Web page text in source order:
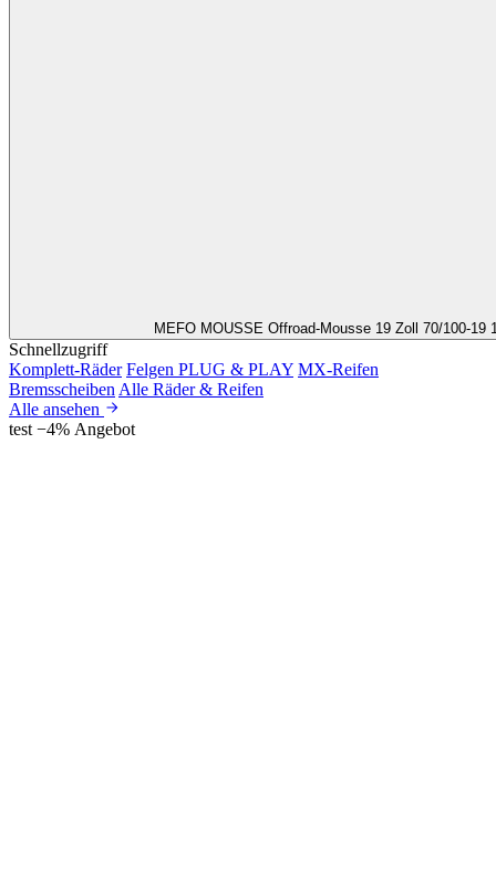
MEFO MOUSSE Offroad-Mousse 19 Zoll 70/100-19
Schnellzugriff
Komplett-Räder Felgen PLUG & PLAY MX-Reifen
Bremsscheiben Alle Räder & Reifen
Alle ansehen
test −4% Angebot